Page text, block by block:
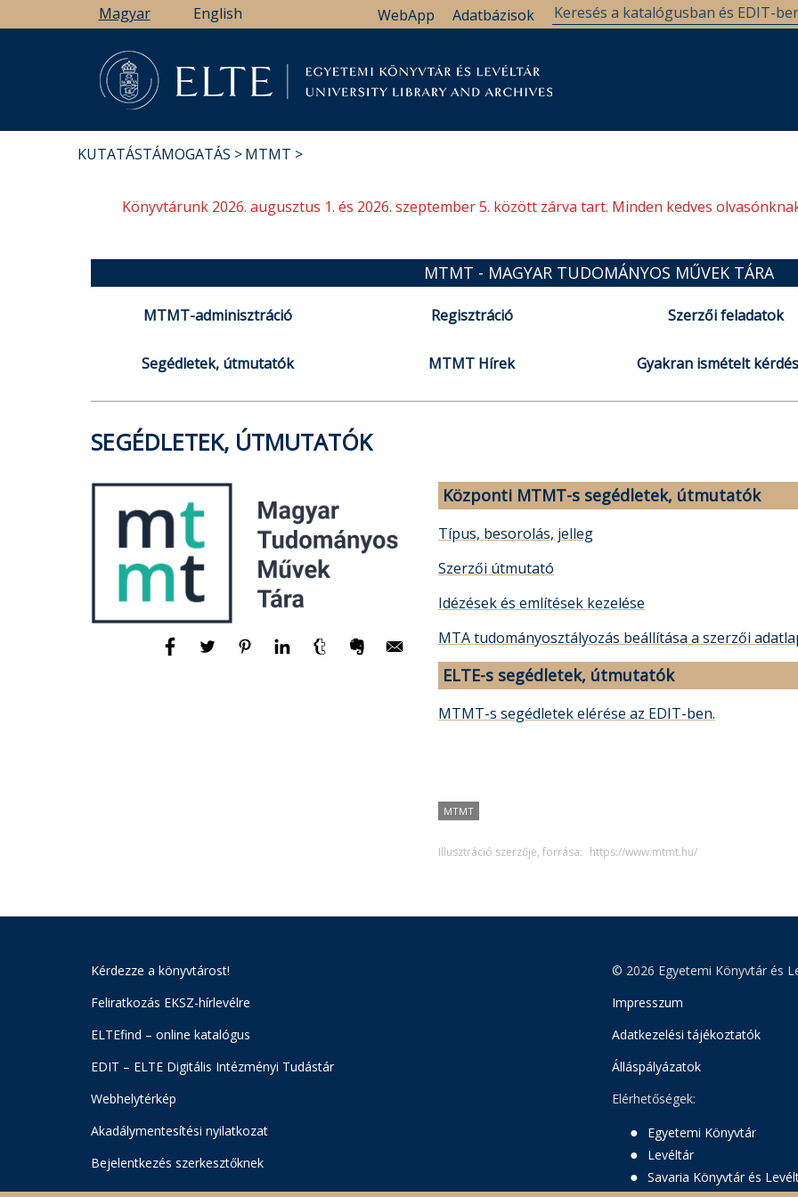
a
Magyar English Adatbázisok
WebApp
KUTATÁSTÁMOGATÁS MTMT
Könyvtárunk 2026. augusztus 1. és 2026. szeptember 5. között zárva tart. Minden kedves
MTMT - MAGYAR TUDOMÁNYOS MŰVEK TÁRA
MTMT-adminisztráció Regisztráció Szerzői feladatok
Segédletek, útmutatók MTMT Hírek Gyakran ismételt
SEGÉDLETEK, ÚTMUTATÓK
Központi MTMT-s segédletek, útmutatók
Típus, besorolás, jelleg
Szerzői útmutató
Idézések és említések kezelése
MTA tudományosztályozás beállítása a szerzői
ELTE-s segédletek, útmutatók
MTMT-s segédletek elérése az EDIT-ben.
MTMT
Illusztráció szerzője, forrása: https://www.mtmt.hu/
Kérdezze a könyvtárost!
Feliratkozás EKSZ-hírlevélre
ELTEfind – online katalógus
EDIT – ELTE Digitális Intézményi Tudástár
Webhelytérkép
Akadálymentesítési nyilatkozat
Bejelentkezés szerkesztőknek
© 2026 Egyetemi Könyvtár és
Impresszum
Adatkezelési tájékoztatók
Álláspályázatok
Elérhetőségek:
Egyetemi Könyvtár
Levéltár
Savaria Könyvtár és